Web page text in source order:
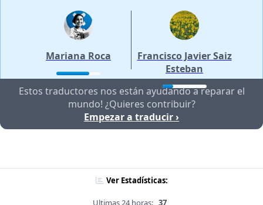
Mariana Roca
Francisco Javier Saiz
Esteban
Estos traductores nos están ayudando a reparar el
mundo! ¿Quieres contribuir?
Empezar a traducir ›
Ver Estadísticas: